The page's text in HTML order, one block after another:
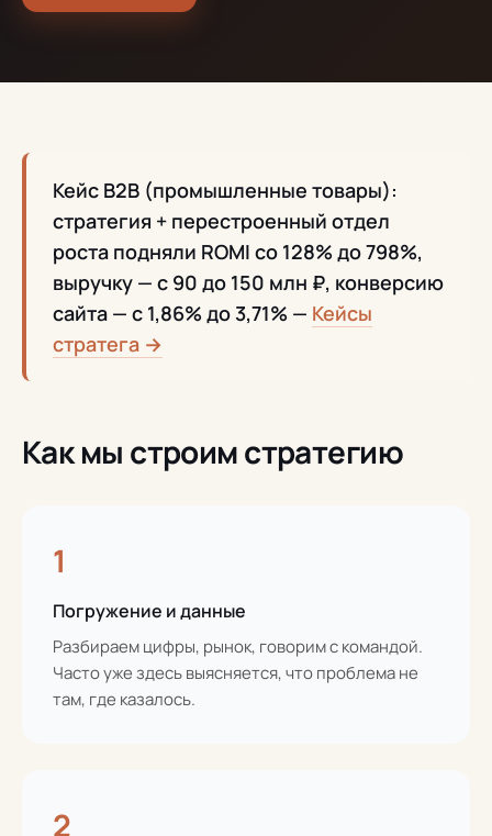
Кейс B2B (промышленные товары):
стратегия + перестроенный отдел
роста подняли ROMI со 128% до 798%,
выручку — с 90 до 150 млн ₽, конверсию
сайта — с 1,86% до 3,71% — Кейсы
стратега →
Как мы строим стратегию
1
Погружение и данные
Разбираем цифры, рынок, говорим с командой.
Часто уже здесь выясняется, что проблема не
там, где казалось.
2